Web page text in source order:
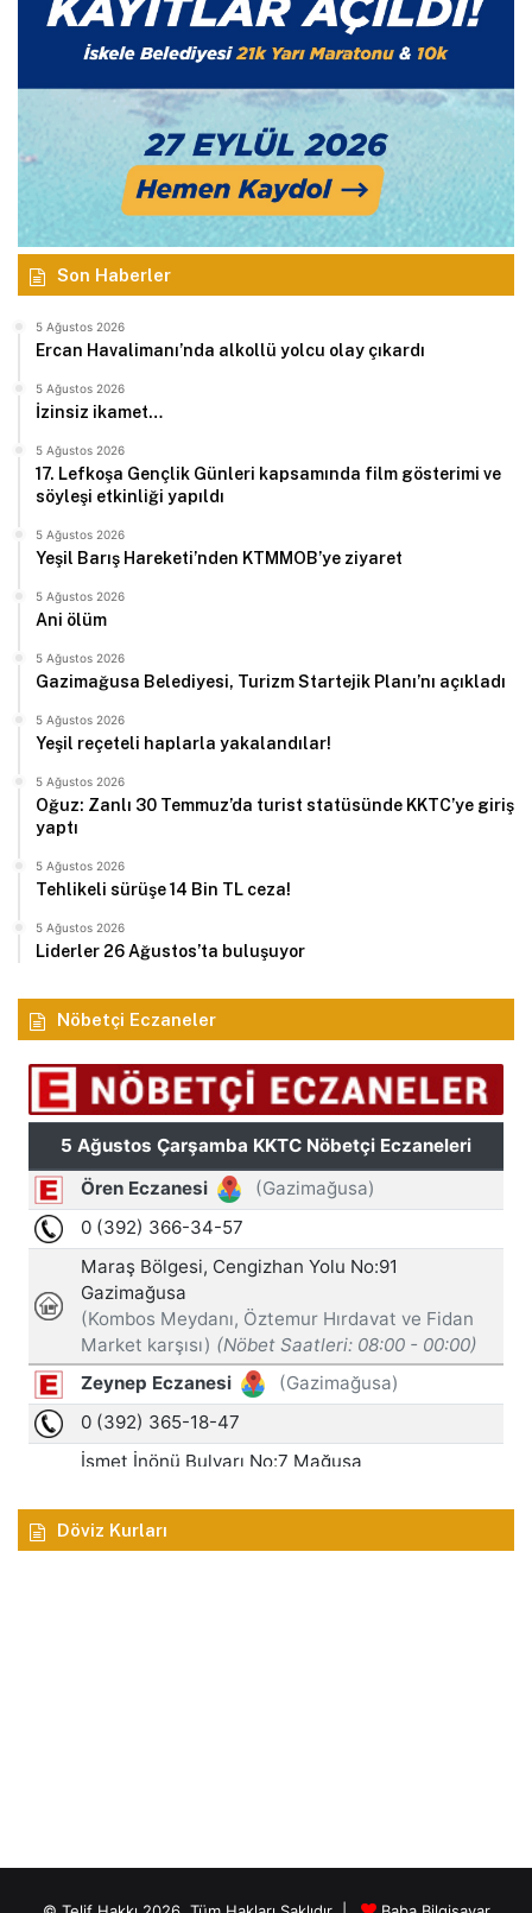
Son Haberler
5 Ağustos 2026
Ercan Havalimanı’nda alkollü yolcu olay çıkardı
5 Ağustos 2026
İzinsiz ikamet…
5 Ağustos 2026
17. Lefkoşa Gençlik Günleri kapsamında film gösterimi ve
söyleşi etkinliği yapıldı
5 Ağustos 2026
Yeşil Barış Hareketi’nden KTMMOB’ye ziyaret
5 Ağustos 2026
Ani ölüm
5 Ağustos 2026
Gazimağusa Belediyesi, Turizm Startejik Planı’nı açıkladı
5 Ağustos 2026
Yeşil reçeteli haplarla yakalandılar!
5 Ağustos 2026
Oğuz: Zanlı 30 Temmuz’da turist statüsünde KKTC’ye giriş
yaptı
5 Ağustos 2026
Tehlikeli sürüşe 14 Bin TL ceza!
5 Ağustos 2026
Liderler 26 Ağustos’ta buluşuyor
Nöbetçi Eczaneler
Döviz Kurları